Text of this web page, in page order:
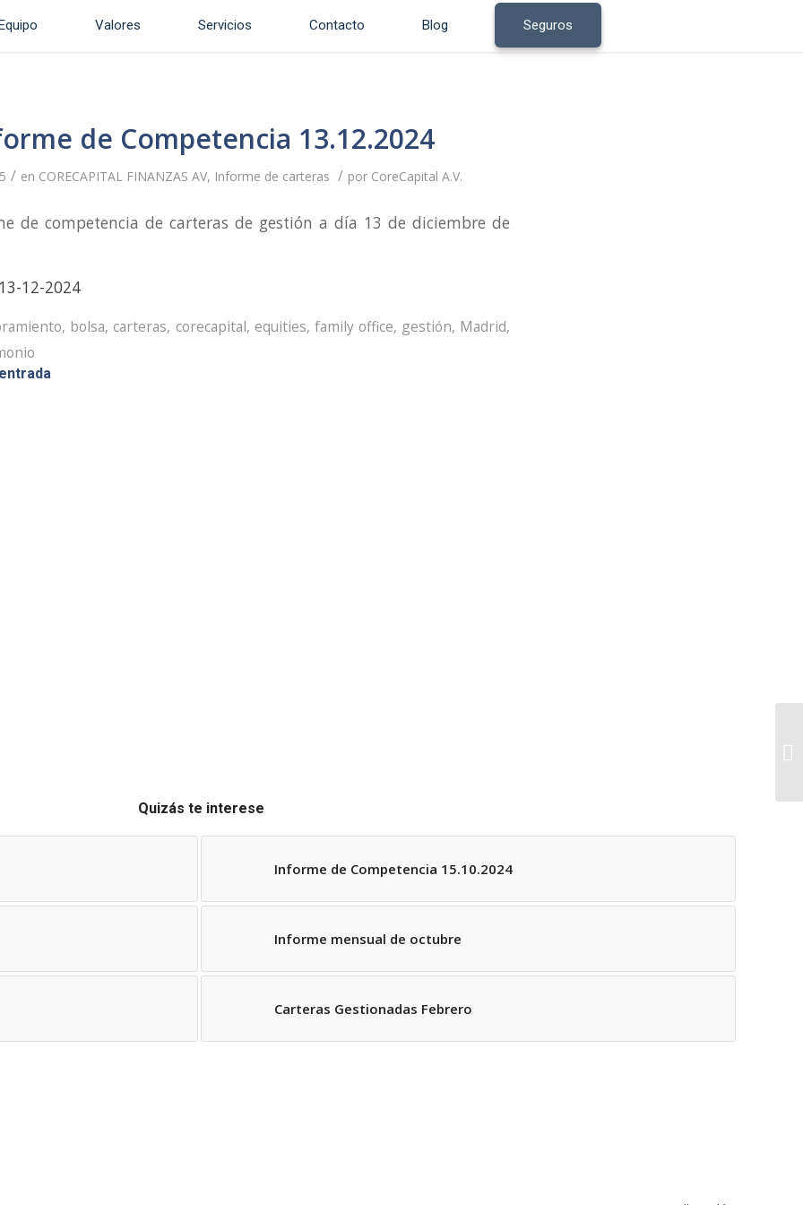
Valores Servicios Contacto Blog Seguros
de Competencia 13.12.2024
/ en CORECAPITAL FINANZAS AV, Informe de carteras / por CoreCapital A.V.
de competencia de carteras de gestión a día 13 de diciembre de
12-2024
, bolsa, carteras, corecapital, equities, family office, gestión, Madrid,
Quizás te interese
Informe de Competencia 15.10.2024
Informe mensual de octubre
Carteras Gestionadas Febrero